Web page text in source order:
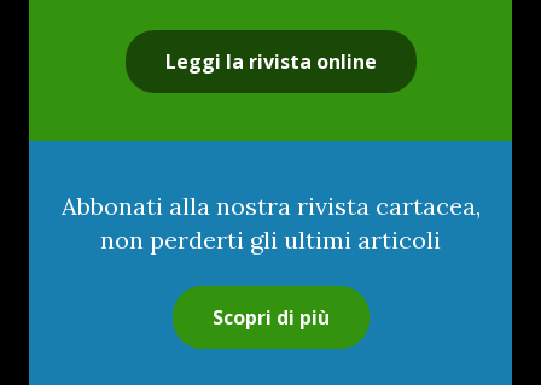
Leggi la rivista online
Abbonati alla nostra rivista cartacea,
non perderti gli ultimi articoli
Scopri di più